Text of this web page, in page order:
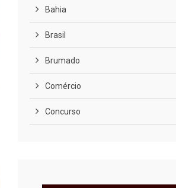
Bahia
Brasil
Brumado
Comércio
Concurso